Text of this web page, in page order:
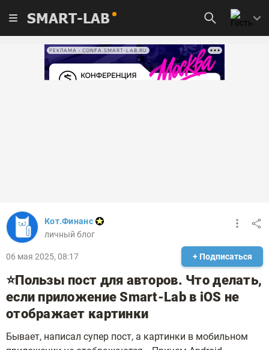
SMART-LAB
РЕКЛАМА • CONFA.SMART-LAB.RU
Кот.Финанс
личный блог
06 мая 2025, 08:17 + Подписаться
⭐️Пользы пост для авторов. Что делать,
если приложение Smart-Lab в iOS не
отображает картинки
Бывает, написал супер пост, а картинки в мобильном